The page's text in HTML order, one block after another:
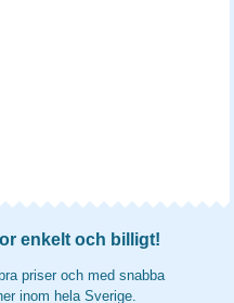
enkelt och billigt!
priser och med snabba
inom hela Sverige.